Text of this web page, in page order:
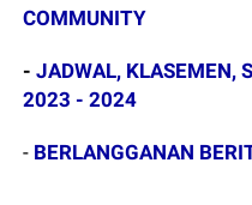
COMMUNITY
-JADWAL, KLASEMEN,
2023 - 2024
- BERLANGGANAN